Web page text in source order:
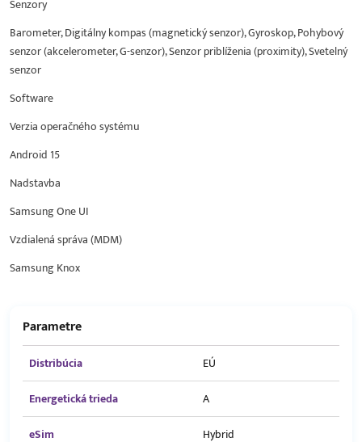
Senzory
Barometer, Digitálny kompas (magnetický senzor), Gyroskop, Pohybový
senzor (akcelerometer, G-senzor), Senzor priblíženia (proximity), Svetelný
senzor
Software
Verzia operačného systému
Android 15
Nadstavba
Samsung One UI
Vzdialená správa (MDM)
Samsung Knox
Parametre
Distribúcia
EÚ
Energetická trieda
A
eSim
Hybrid